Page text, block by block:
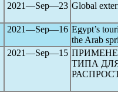
2021―Sep―23 Global
2021―Sep―16 Egypt’s
the Arab
2021―Sep―15
ТИПА